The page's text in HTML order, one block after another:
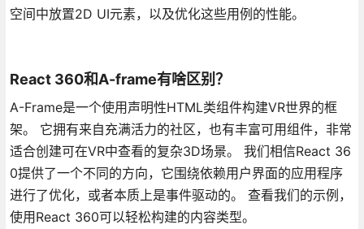
空间中放置2D UI元素，以及优化这些用例的性能。
React 360和A-frame有啥区别？
A-Frame是一个使用声明性HTML类组件构建VR世界的框
架。 它拥有来自充满活力的社区，也有丰富可用组件，非常
适合创建可在VR中查看的复杂3D场景。 我们相信React 36
0提供了一个不同的方向，它围绕依赖用户界面的应用程序
进行了优化，或者本质上是事件驱动的。 查看我们的示例，
使用React 360可以轻松构建的内容类型。